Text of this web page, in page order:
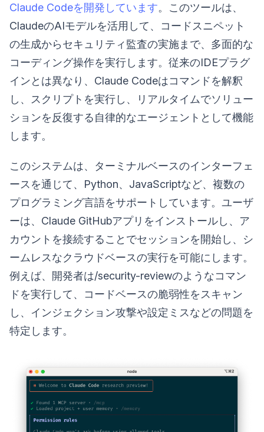
Claude Codeを開発しています。このツールは、
ClaudeのAIモデルを活用して、コードスニペット
の生成からセキュリティ監査の実施まで、多面的な
コーディング操作を実行します。従来のIDEプラグ
インとは異なり、Claude Codeはコマンドを解釈
し、スクリプトを実行し、リアルタイムでソリュー
ションを反復する自律的なエージェントとして機能
します。
このシステムは、ターミナルベースのインターフェ
ースを通じて、Python、JavaScriptなど、複数の
プログラミング言語をサポートしています。ユーザ
ーは、Claude GitHubアプリをインストールし、ア
カウントを接続することでセッションを開始し、シ
ームレスなクラウドベースの実行を可能にします。
例えば、開発者は/security-reviewのようなコマン
ドを実行して、コードベースの脆弱性をスキャン
し、インジェクション攻撃や設定ミスなどの問題を
特定します。